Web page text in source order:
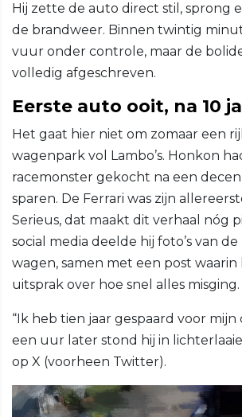
Hij zette de auto direct stil, sprong
de brandweer. Binnen twintig
vuur onder controle, maar de
volledig afgeschreven.
Eerste auto ooit, na 10
Het gaat hier niet om zomaar een
wagenpark vol Lambo’s. Honkon
racemonster gekocht na een
sparen. De Ferrari was zijn
Serieus, dat maakt dit verhaal nóg
social media deelde hij foto’s van
wagen, samen met een post
uitsprak over hoe snel alles misging.
“Ik heb tien jaar gespaard voor
een uur later stond hij in
op X (voorheen Twitter).